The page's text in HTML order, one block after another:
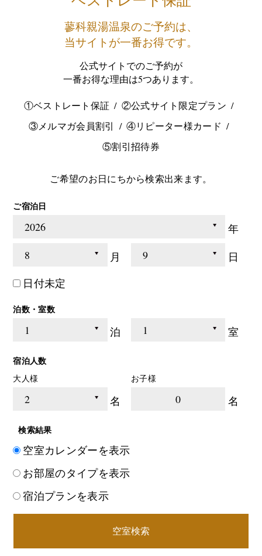
蓼科親湯温泉のご予約は、
当サイトが一番お得です。
公式サイトでのご予約が
一番お得な理由は5つあります。
①ベストレート保証
②公式サイト限定プラン
③メルマガ会員割引
④リピーター様カード
⑤割引招待券
ご希望のお日にちから検索出来ます。
ご宿泊日
年
月
日
日付未定
泊数・室数
泊 室
宿泊人数
大人様
名
お子様
0 名
検索結果
空室カレンダーを表示
お部屋のタイプを表示
宿泊プランを表示
空室検索